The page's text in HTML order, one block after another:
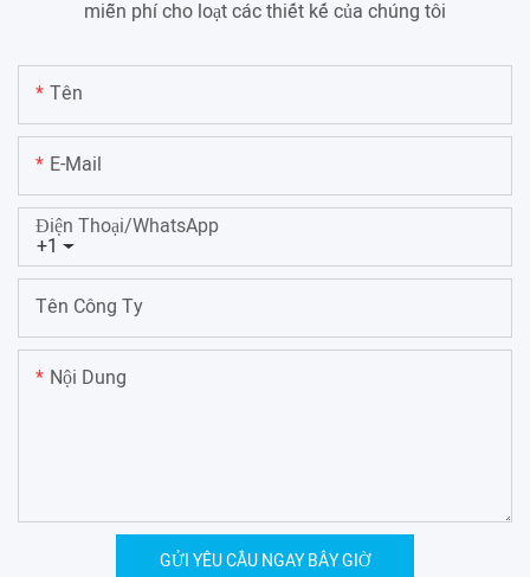
miễn phí cho loạt các thiết kế của chúng tôi
Tên
E-Mail
+1
Điện Thoại/WhatsApp
Tên Công Ty
Nội Dung
GỬI YÊU CẦU NGAY BÂY GIỜ